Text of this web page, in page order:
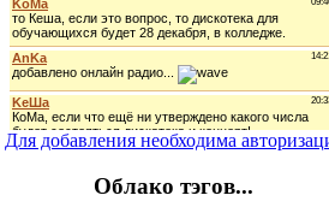
Для добавления необходима
Облако тэгов...